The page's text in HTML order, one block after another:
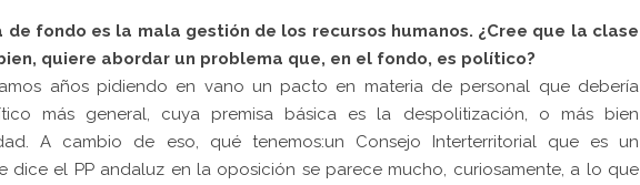
fondo es la mala gestión de los recursos humanos. ¿Cree que la clase
quiere abordar un problema que, en el fondo, es político?
años pidiendo en vano un pacto en materia de personal que debería
más general, cuya premisa básica es la despolitización, o más bien
A cambio de eso, qué tenemos:un Consejo Interterritorial que es un
dice el PP andaluz en la oposición se parece mucho, curiosamente, a lo que